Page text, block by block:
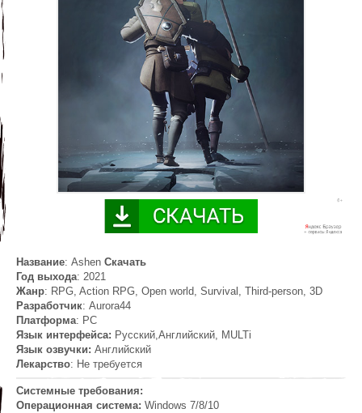
Название: Ashen Скачать
Год выхода: 2021
Жанр: RPG, Action RPG, Open world, Survival, Third-person, 3D
Разработчик: Aurora44
Платформа: PC
Язык интерфейса: Русский,Английский, MULTi
Язык озвучки: Английский
Лекарство: Не требуется
Системные требования:
Операционная система: Windows 7/8/10